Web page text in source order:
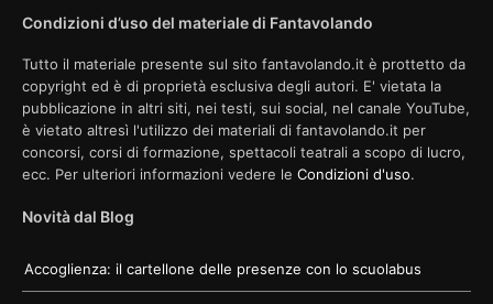
Condizioni d’uso del materiale di Fantavolando
Tutto il materiale presente sul sito fantavolando.it è prottetto da
copyright ed è di proprietà esclusiva degli autori. E' vietata la
pubblicazione in altri siti, nei testi, sui social, nel canale YouTube,
è vietato altresì l'utilizzo dei materiali di fantavolando.it per
concorsi, corsi di formazione, spettacoli teatrali a scopo di lucro,
ecc. Per ulteriori informazioni vedere le Condizioni d'uso.
Novità dal Blog
Accoglienza: il cartellone delle presenze con lo scuolabus